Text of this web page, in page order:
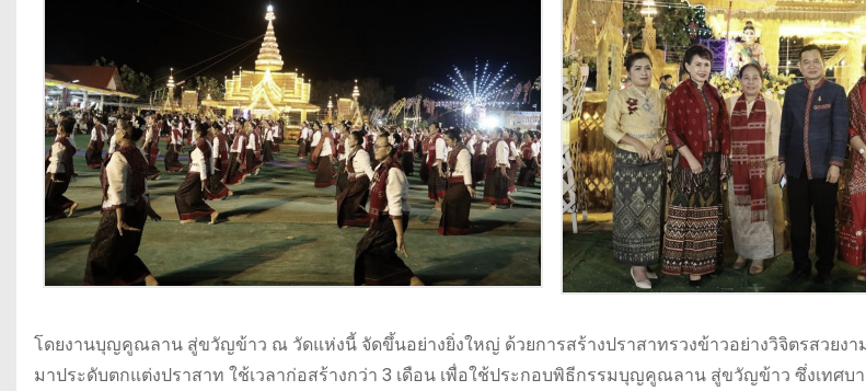
โดยงานบุญคูณลาน สู่ขวัญข้าว ณ วัดแห่งนี้ จัดขึ้นอย่างยิ่งใหญ่ ด้วยการสร้างปราสาทรวงข้าวอย่างวิจิตรสวยงาม
มาประดับตกแต่งปราสาท ใช้เวลาก่อสร้างกว่า 3 เดือน เพื่อใช้ประกอบพิธีกรรมบุญคูณลาน สู่ขวัญข้าว ซึ่งเทศบ